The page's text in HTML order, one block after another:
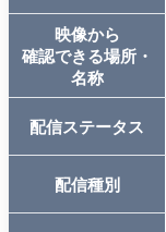
映像から
確認できる場所・
名称
配信ステータス
配信種別